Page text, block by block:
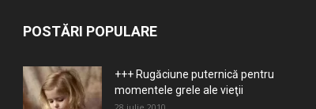
POSTĂRI POPULARE
+++ Rugăciune puternică pentru
momentele grele ale vieţii